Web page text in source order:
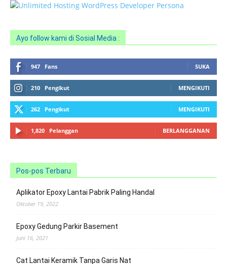
Ayo follow kami di Sosial Media :
947 Fans SUKA
210 Pengikut MENGIKUTI
262 Pengikut MENGIKUTI
1,820 Pelanggan BERLANGGANAN
Pos-pos Terbaru
Aplikator Epoxy Lantai Pabrik Paling Handal
Oktober 19, 2022
Epoxy Gedung Parkir Basement
Juni 16, 2021
Cat Lantai Keramik Tanpa Garis Nat